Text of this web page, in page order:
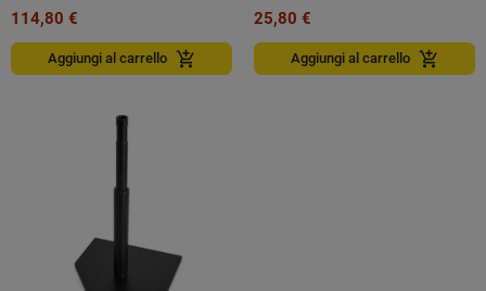
114,80 €
Aggiungi al carrello add_shopping_cart
25,80 €
Aggiungi al carrello add_shopping_cart